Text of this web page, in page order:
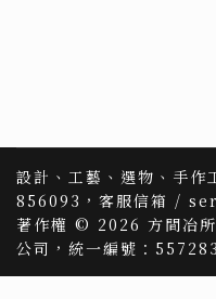
設計、工藝、選物、手
856093，客服信箱 /
著作權 © 2026 方間冶
公司，統一編號：